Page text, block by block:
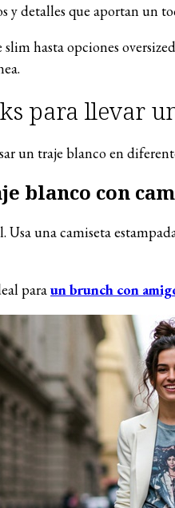
y detalles que aportan un
slim hasta opciones
para llevar
un traje blanco en
blanco con
Usa una camiseta
paraun brunch con